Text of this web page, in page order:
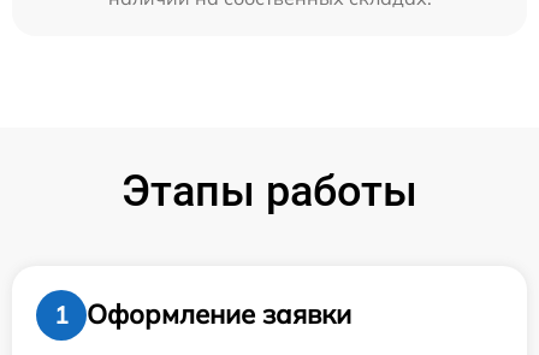
Этапы работы
1
Оформление заявки